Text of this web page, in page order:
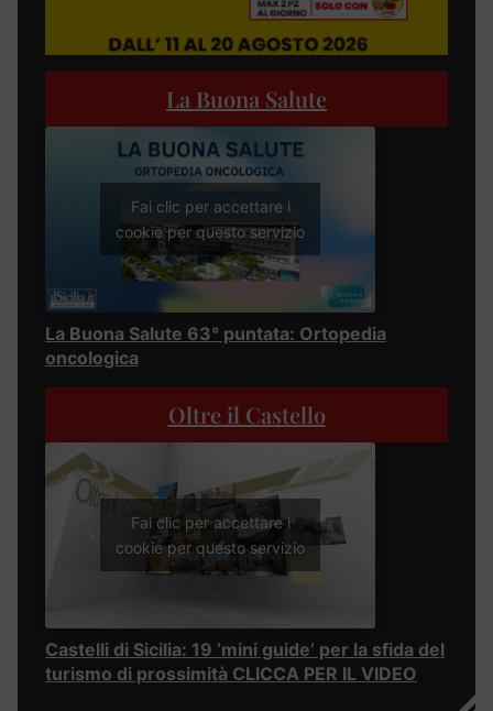
La Buona Salute
Fai clic per accettare i
cookie per questo servizio
La Buona Salute 63° puntata: Ortopedia
oncologica
Oltre il Castello
Fai clic per accettare i
cookie per questo servizio
Castelli di Sicilia: 19 ‘mini guide’ per la sfida del
turismo di prossimità CLICCA PER IL VIDEO